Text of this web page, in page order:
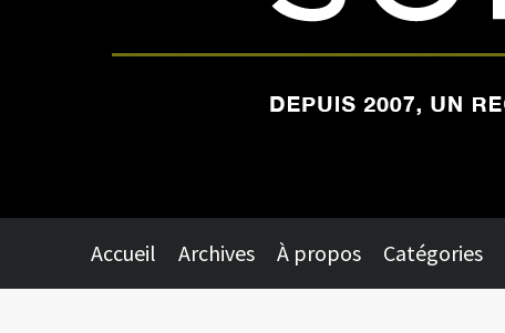
Accueil Archives À propos Catégories